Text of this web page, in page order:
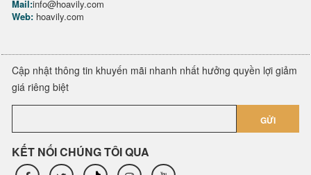
Mail:info@hoavily.com
Web: hoavily.com
Cập nhật thông tin khuyến mãi nhanh nhất hưởng quyền lợi giảm
giá riêng biệt
GỬI
KẾT NỐI CHÚNG TÔI QUA